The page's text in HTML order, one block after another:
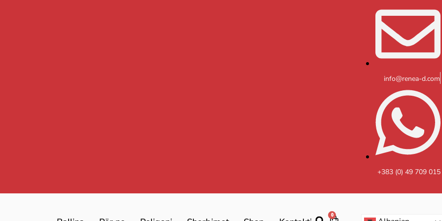
info@renea-d.com
+383 (0) 49 709 015
0